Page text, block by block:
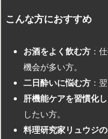
こんな方におすすめ
お酒をよく飲む方 ：
機会が多い方。
二日酔いに悩む方 ：
肝機能ケアを習慣化
したい方。
料理研究家リュウジ